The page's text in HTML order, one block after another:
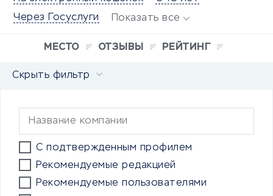
Через Госуслуги
Показать все
МЕСТО ОТЗЫВЫ РЕЙТИНГ
Скрыть фильтр
С подтвержденным профилем
Рекомендуемые редакцией
Рекомендуемые пользователями